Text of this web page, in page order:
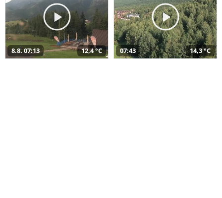
8.8. 07:13 12,4 °C 07:43 14,3 °C